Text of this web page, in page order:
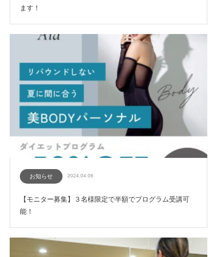
ます！
お知らせ 2024.04.06
【モニター募集】３名様限定で半額でプログラム受講可
能！